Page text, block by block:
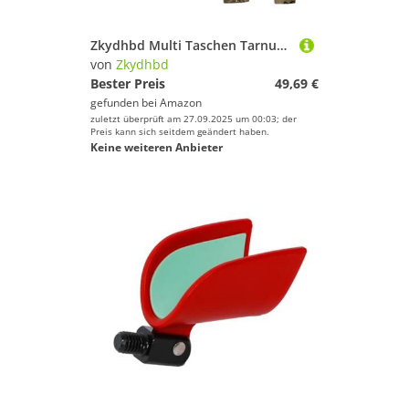
Zkydhbd Multi Taschen Tarnung Uniform Atmungsaktuelle Schnelle Trockene Baumwollmischungstraining Kleidung Für Trekking Camping Wanderwanderungsanzug
von Zkydhbd
Bester Preis
49,69 €
gefunden bei Amazon
zuletzt überprüft am 27.09.2025 um 00:03; der
Preis kann sich seitdem geändert haben.
Keine weiteren Anbieter